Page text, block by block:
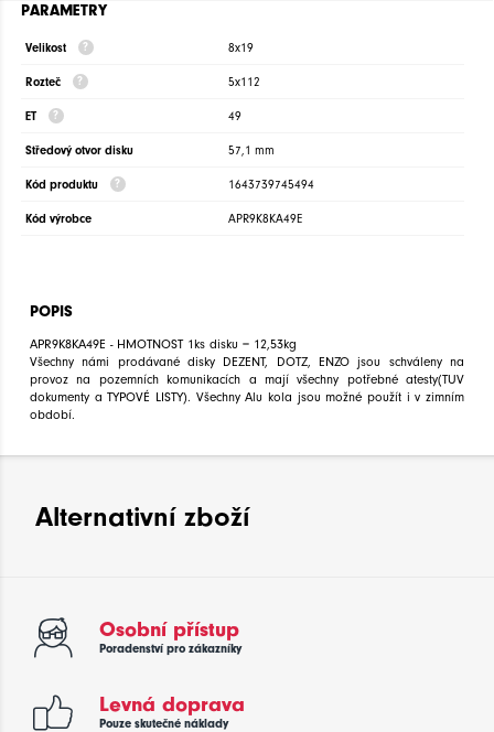
PARAMETRY
Velikost 8x19
Rozteč 5x112
ET 49
Středový otvor disku 57,1 mm
Kód produktu 1643739745494
Kód výrobce APR9K8KA49E
POPIS
APR9K8KA49E - HMOTNOST 1ks disku = 12,53kg
Všechny námi prodávané disky DEZENT, DOTZ, ENZO jsou schváleny na
provoz na pozemních komunikacích a mají všechny potřebné atesty(TUV
dokumenty a TYPOVÉ LISTY). Všechny Alu kola jsou možné použít i v zimním
období.
Alternativní zboží
Osobní přístup
Poradenství pro zákazníky
Levná doprava
Pouze skutečné náklady